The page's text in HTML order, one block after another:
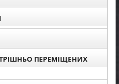
ПЕРЕМІЩЕНИХ